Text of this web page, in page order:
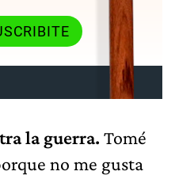
la guerra. Tomé
no me gusta